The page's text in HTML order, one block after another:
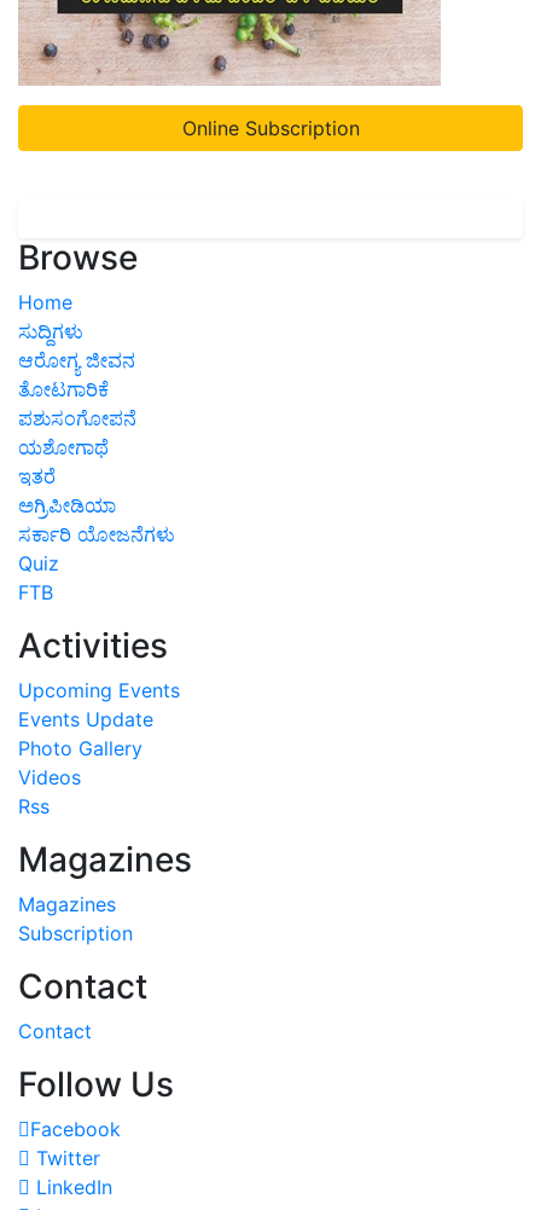
Online Subscription
Browse
Home
ಸುದ್ದಿಗಳು
ಆರೋಗ್ಯ ಜೀವನ
ತೋಟಗಾರಿಕೆ
ಪಶುಸಂಗೋಪನೆ
ಯಶೋಗಾಥೆ
ಇತರೆ
ಅಗ್ರಿಪೀಡಿಯಾ
ಸರ್ಕಾರಿ ಯೋಜನೆಗಳು
Quiz
FTB
Activities
Upcoming Events
Events Update
Photo Gallery
Videos
Rss
Magazines
Magazines
Subscription
Contact
Contact
Follow Us
Facebook
Twitter
LinkedIn